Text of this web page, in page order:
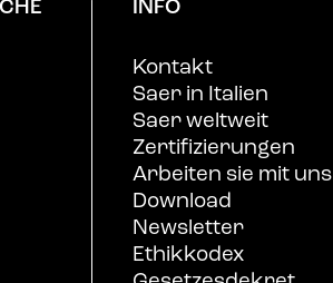
INFO
Kontakt
Saer in Italien
Saer weltweit
Zertifizierungen
Arbeiten sie mit uns
Download
Newsletter
Ethikkodex